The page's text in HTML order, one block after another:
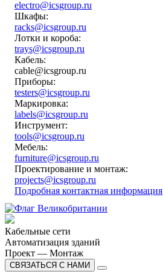
electro@icsgroup.ru
Шкафы:
racks@icsgroup.ru
Лотки и короба:
trays@icsgroup.ru
Кабель:
cable@icsgroup.ru
Приборы:
testers@icsgroup.ru
Маркировка:
labels@icsgroup.ru
Инструмент:
tools@icsgroup.ru
Мебель:
furniture@icsgroup.ru
Проектирование и монтаж:
projects@icsgroup.ru
Подробная контактная информация
Кабельные сети
Автоматизация зданий
Проект — Монтаж
СВЯЗАТЬСЯ С НАМИ